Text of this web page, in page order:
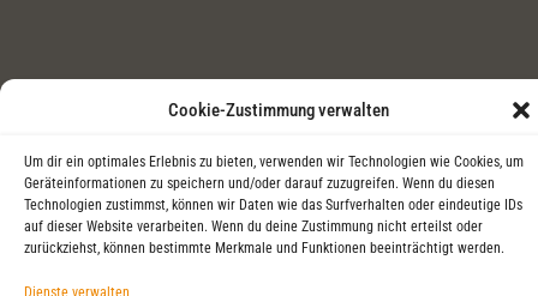
Cookie-Zustimmung verwalten
Um dir ein optimales Erlebnis zu bieten, verwenden wir Technologien wie Cookies, um
Geräteinformationen zu speichern und/oder darauf zuzugreifen. Wenn du diesen
Technologien zustimmst, können wir Daten wie das Surfverhalten oder eindeutige IDs
auf dieser Website verarbeiten. Wenn du deine Zustimmung nicht erteilst oder
zurückziehst, können bestimmte Merkmale und Funktionen beeinträchtigt werden.
Dienste verwalten